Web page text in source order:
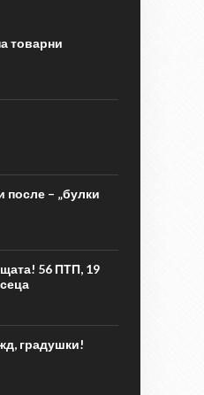
товарни
после – „булки
56 ПТП, 19
градушки!